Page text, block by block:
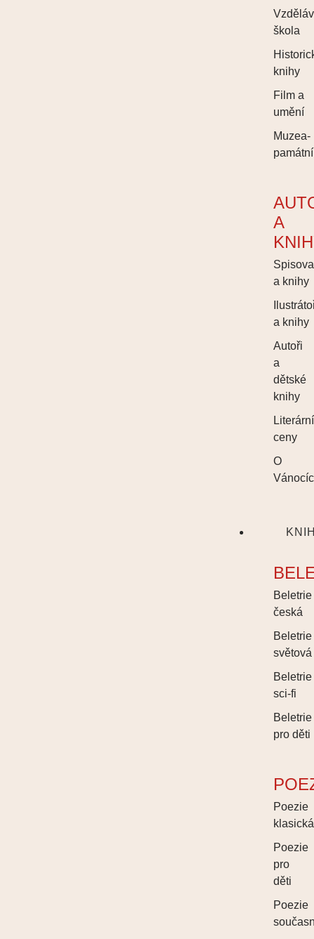
škola
knihy
Film a
umění
Muzea-
A
a knihy
a knihy
Autoři
a
dětské
knihy
Literární
ceny
O
Beletrie
česká
Beletrie
světová
Beletrie
sci-fi
Beletrie
pro děti
Poezie
klasická
Poezie
pro
děti
Poezie